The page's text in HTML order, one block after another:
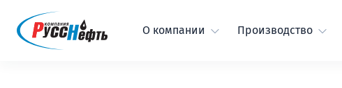
О компании Производство